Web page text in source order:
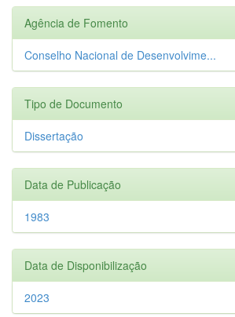
Agência de Fomento
Conselho Nacional de Desenvolvime...
Tipo de Documento
Dissertação
Data de Publicação
1983
Data de Disponibilização
2023